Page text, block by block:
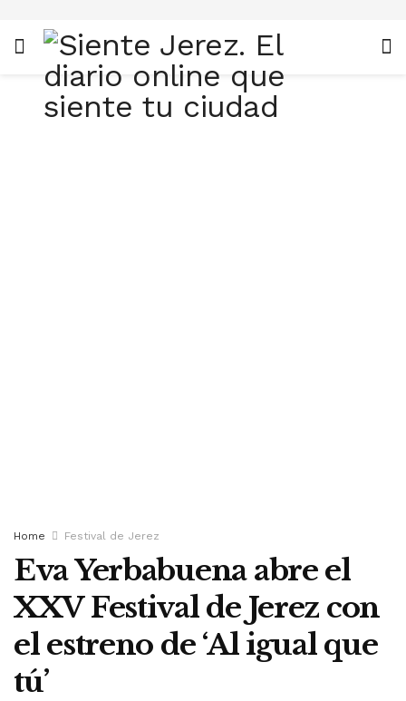
Home Festival de Jerez
Eva Yerbabuena abre el
XXV Festival de Jerez con
el estreno de ‘Al igual que
tú’